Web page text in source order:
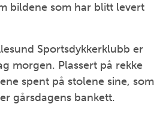
bildene som har blitt levert
Sportsdykkerklubb er
morgen. Plassert på rekke
spent på stolene sine, som
gårsdagens bankett.